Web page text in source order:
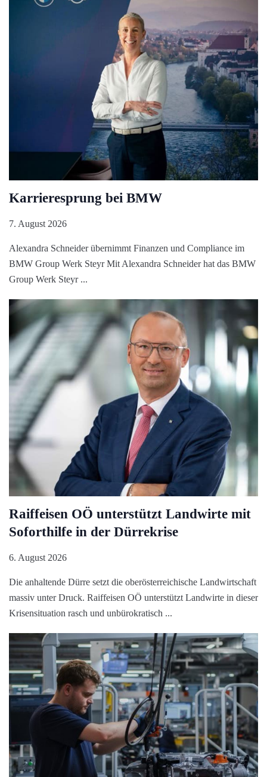
Karrieresprung bei BMW
7. August 2026
Alexandra Schneider übernimmt Finanzen und Compliance im
BMW Group Werk Steyr Mit Alexandra Schneider hat das BMW
Group Werk Steyr
Raiffeisen OÖ unterstützt Landwirte mit
Soforthilfe in der Dürrekrise
6. August 2026
Die anhaltende Dürre setzt die oberösterreichische Landwirtschaft
massiv unter Druck. Raiffeisen OÖ unterstützt Landwirte in dieser
Krisensituation rasch und unbürokratisch